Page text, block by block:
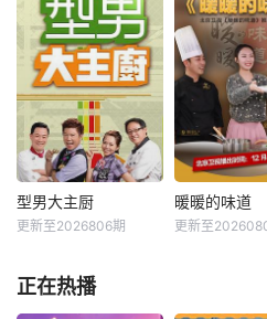
型男大主厨
更新至2026806期
暖暖的味道
更新至
正在热播